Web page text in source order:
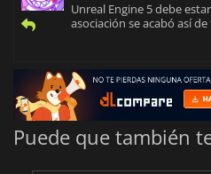
Unreal Engine 5 debe
asociación se acabó así de
Puede que también